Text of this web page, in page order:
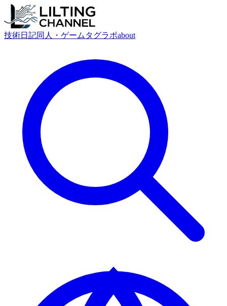
技術日記同人・ゲーム タグラボabout